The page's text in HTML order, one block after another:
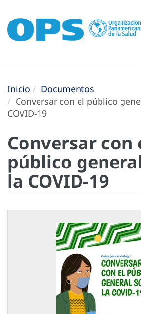
Inicio
Documentos
Conversar con el público
COVID-19
Conversar con
público
la COVID-19